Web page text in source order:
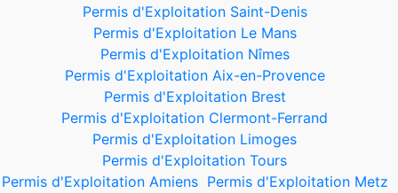
Permis d'Exploitation Saint-Denis
Permis d'Exploitation Le Mans
Permis d'Exploitation Nîmes
Permis d'Exploitation Aix-en-Provence
Permis d'Exploitation Brest
Permis d'Exploitation Clermont-Ferrand
Permis d'Exploitation Limoges
Permis d'Exploitation Tours
Permis d'Exploitation Amiens Permis d'Exploitation Metz